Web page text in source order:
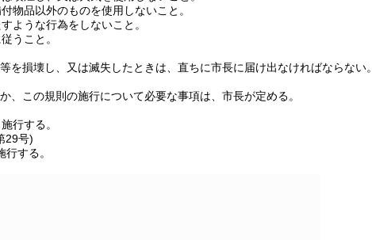
物品以外のものを使用しないこと。
ような行為をしないこと。
うこと。
を損壊し、又は滅失したときは、直ちに市長に届け出なければならない。
、この規則の施行について必要な事項は、市長が定める。
行する。
29号)
する。